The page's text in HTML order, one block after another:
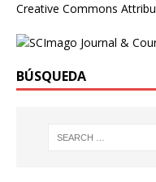
Creative Commons
BÚSQUEDA